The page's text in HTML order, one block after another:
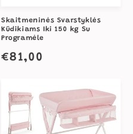
Skaitmeninės Svarstyklės
Kūdikiams Iki 150 kg Su
Programėle
Įprasta
€81,00